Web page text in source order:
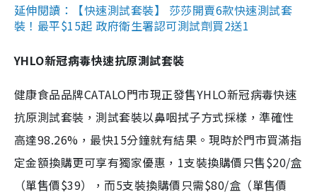
延伸閱讀：【快速測試套裝】 莎莎開賣6款快速測試套
裝！最平$15起 政府衛生署認可測試劑買2送1
YHLO新冠病毒快速抗原測試套裝
健康食品品牌CATALO門市現正發售YHLO新冠病毒快速
抗原測試套裝，測試套裝以鼻咽拭子方式採樣，準確性
高達98.26%，最快15分鐘就有結果。現時於門市買滿指
定金額換購更可享有獨家優惠，1支裝換購價只售$20/盒
（單售價$39），而5支裝換購價只需$80/盒（單售價